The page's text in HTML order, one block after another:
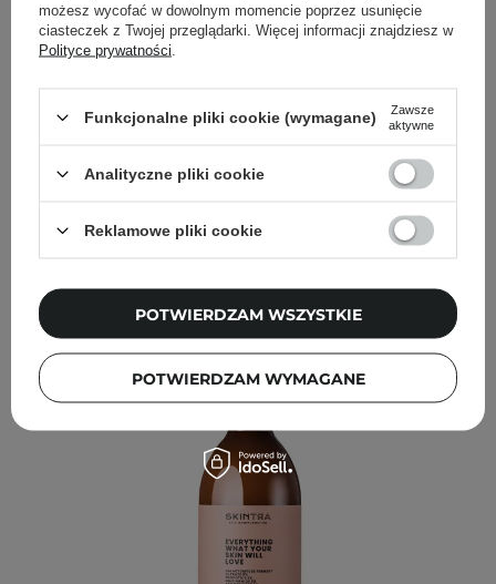
osoba z cerą mieszana zakocha się w tym
kosmetyku. Uwielbiam jego lekką formułę, a skład
kosmetyk pod krem z filtrem!
możesz wycofać w dowolnym momencie poprzez usunięcie
ciasteczek z Twojej przeglądarki. Więcej informacji znajdziesz w
Polityce prywatności
Funkcjonalne pliki cookie (wymagane)
Zawsze
aktywne
Analityczne pliki cookie
Reklamowe pliki cookie
POTWIERDZAM WYMAGANE
POTWIERDZAM WSZYSTKIE